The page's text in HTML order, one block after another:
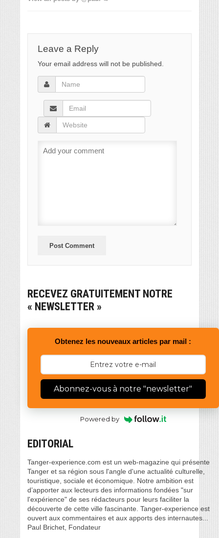
Leave a Reply
Your email address will not be published.
RECEVEZ GRATUITEMENT NOTRE
« NEWSLETTER »
Obtenez les nouveaux articles par mail :
Abonnez-vous à notre "newsletter"
Powered by
EDITORIAL
Tanger-experience.com est un web-magazine qui présente
Tanger et sa région sous l'angle d'une actualité culturelle,
touristique, sociale et économique. Notre ambition est
d’apporter aux lecteurs des informations fondées "sur
l'expérience" de ses rédacteurs pour leurs faciliter la
découverte de cette ville fascinante. Tanger-experience est
ouvert aux commentaires et aux apports des internautes...
Paul Brichet, Fondateur